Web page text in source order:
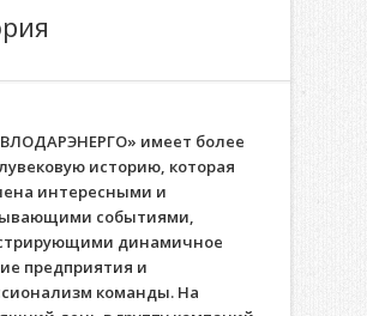
имеет более
историю, которая
интересными и
событиями,
динамичное
предприятия и
команды. На